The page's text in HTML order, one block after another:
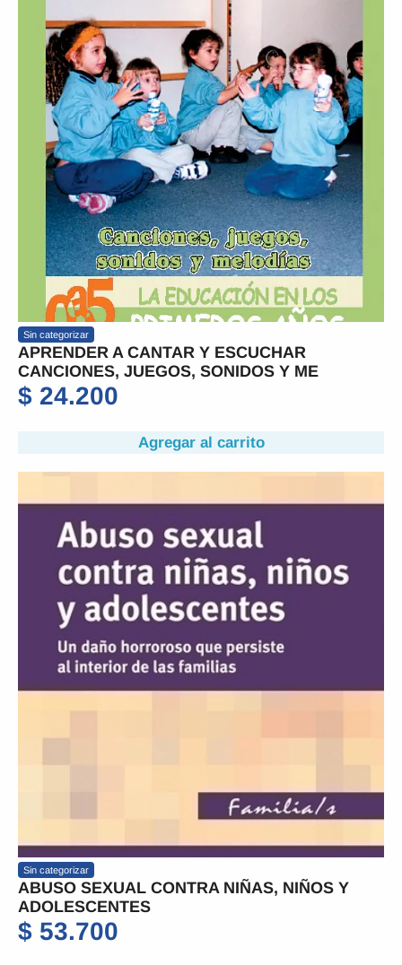
Sin categorizar
APRENDER A CANTAR Y ESCUCHAR
CANCIONES, JUEGOS, SONIDOS Y ME
$ 24.200
Agregar al carrito
Sin categorizar
ABUSO SEXUAL CONTRA NIÑAS, NIÑOS Y
ADOLESCENTES
$ 53.700